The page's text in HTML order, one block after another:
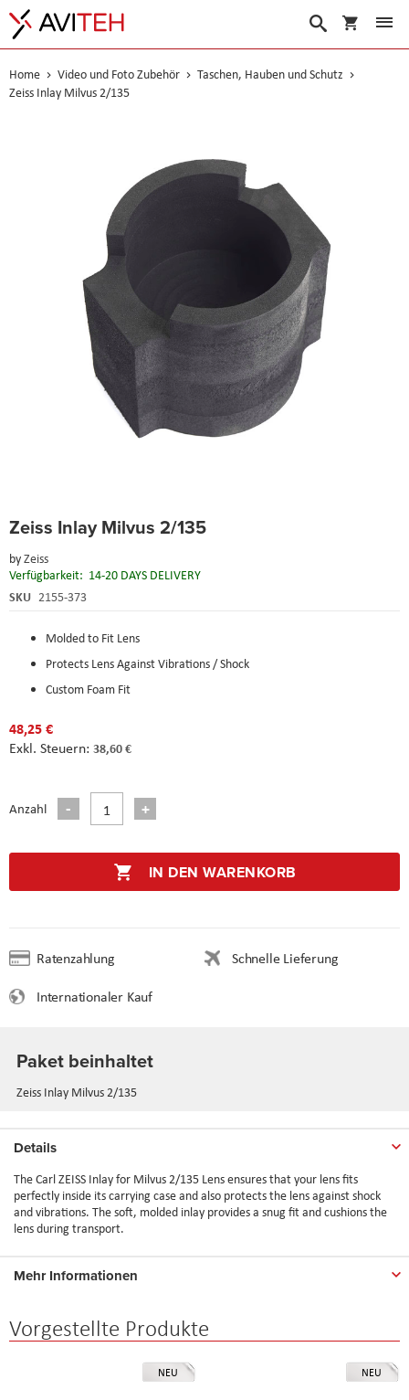
Suche
Home Video und Foto Zubehör
Taschen, Hauben und Schutz
Zeiss Inlay Milvus 2/135
Zeiss Inlay Milvus 2/135
byZeiss
Verfügbarkeit: 14-20 DAYS DELIVERY
SKU 2155-373
Molded to Fit Lens
Protects Lens Against Vibrations / Shock
Custom Foam Fit
48,25 €
38,60 €
Anzahl
IN DEN WARENKORB
Ratenzahlung
Schnelle Lieferung
Internationaler Kauf
to
beginning
of
the
Paket beinhaltet
Zeiss Inlay Milvus 2/135
Details
The Carl ZEISS Inlay for Milvus 2/135 Lens ensures that your lens fits
perfectly inside its carrying case and also protects the lens against shock
and vibrations. The soft, molded inlay provides a snug fit and cushions the
lens during transport.
Mehr Informationen
Vorgestellte Produkte
NEU NEU